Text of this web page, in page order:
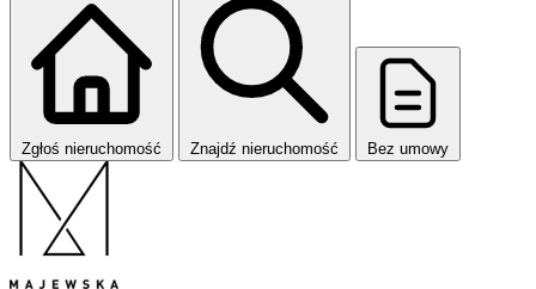
Zgłoś nieruchomość Znajdź nieruchomość Bez umowy